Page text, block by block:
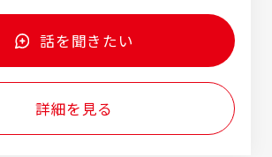
ールの作成 ■求人サイト「エン転職」な
求人代理店商材 ■採用コンサルタントな
ゆる媒体を扱います。 ニーズに応じて
様と一緒に採用戦略を立てられるのは仕
味のひとつ。 ≪自分でスケジュール
、強みを活かせる営業環境≫ 当社は
・Iターン歓迎！ ※直行直帰もOKで
話を聞きたい
詳細を見る